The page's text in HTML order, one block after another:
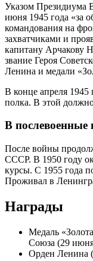
Указом Президиума
июня 1945 года «за
командования на
захватчиками и
капитану Арчакову
звание Героя
Ленина и медали
В конце апреля
полка. В этой
В послевоенные
После войны
СССР. В 1950 году
курсы. С 1955 года
Проживал в
Награды
Медаль
Союза (29
Орден Ленина